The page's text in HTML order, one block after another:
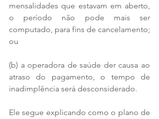
mensalidades que estavam em aberto,
o período não pode mais ser
computado, para fins de cancelamento;
ou
(b) a operadora de saúde der causa ao
atraso do pagamento, o tempo de
inadimplência será desconsiderado.
Ele segue explicando como o plano de